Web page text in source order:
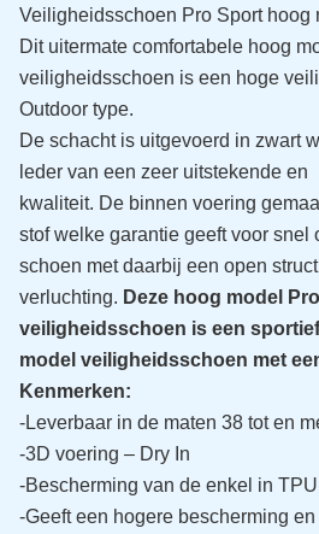
Veiligheidsschoen Pro Sport hoog
Dit uitermate comfortabele hoog
veiligheidsschoen is een hoge
Outdoor type.
De schacht is uitgevoerd in zwart
leder van een zeer uitstekende
kwaliteit. De binnen voering
stof welke garantie geeft voor snel
schoen met daarbij een open
verluchting. Deze hoog model
veiligheidsschoen is een
model veiligheidsschoen met
Kenmerken:
-Leverbaar in de maten 38 tot en
-3D voering – Dry In
-Bescherming van de enkel in TPU
-Geeft een hogere bescherming